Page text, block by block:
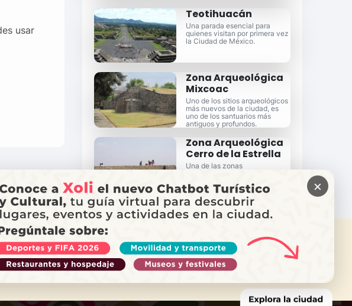
usar
Teotihuacán
Una parada esencial para
quienes visitan por primera vez
la Ciudad de México.
Zona Arqueológica
Mixcoac
Uno de los sitios arqueológicos
más nuevos de la ciudad, es
uno de los santuarios más
antiguos y profundos.
Zona Arqueológica
Cerro de la Estrella
Una de las zonas
significativas de la Ciudad de
México.
¿NECESITAS AYUDA?
Llama a Locatel
×